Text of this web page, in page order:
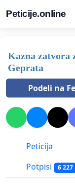
Peticije.online
Kazna zatvora
Geprata
Podeli na
Peticija
Potpisi 6 227